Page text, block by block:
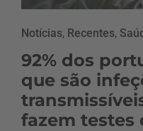
Notícias, Recentes,
92% dos
que são
fazem testes